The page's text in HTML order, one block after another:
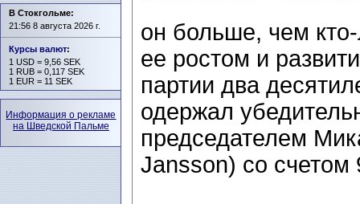
он больше, чем
ее ростом и
партии два
одержал
председателем
Jansson) со счетом
В Стокгольме:
21:56 8 августа 2026 г.
Курсы валют:
1 USD = 9,56 SEK
1 RUB = 0,117 SEK
1 EUR = 11 SEK
Информация о рекламе
на Шведской Пальме